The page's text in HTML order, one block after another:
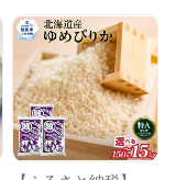
2000g 特大 大粒 大
玉 大きい 刺身 バタ
ー焼き 魚介類 魚介
海鮮 海鮮食品 グル
メ 食品 通販 冷凍 返
礼品 ギフト ふるさ
と納税 故郷 納税 北
海道 紋別市 紋別 オ